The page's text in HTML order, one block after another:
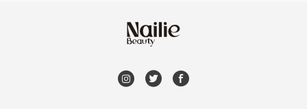
長岡京市・向日市・八幡